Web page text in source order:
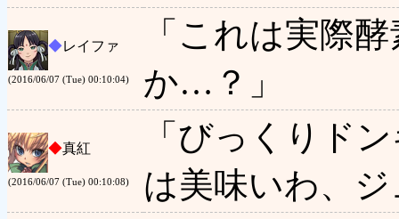
◆レイファ
(2016/06/07 (Tue) 00:10:04)
「これは実際
か…？」
◆真紅
(2016/06/07 (Tue) 00:10:08)
「びっくりド
は美味いわ、